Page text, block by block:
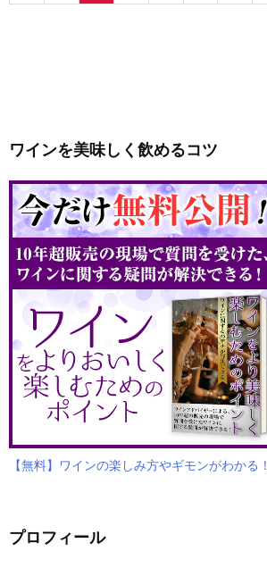
ワインを美味しく飲めるコツ
【無料】ワインの楽しみ方やギモンがわかる！
プロフィール